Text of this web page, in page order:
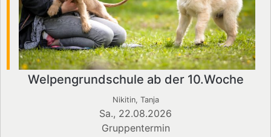
Welpengrundschule ab der 10.Woche
Nikitin, Tanja
Sa., 22.08.2026
Gruppentermin